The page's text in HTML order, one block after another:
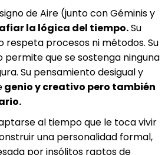
de Aire (junto con Géminis y
la lógica del tiempo.Su
respeta procesos ni métodos. Su
permite que se sostenga ninguna
Su pensamiento desigual y
genio y creativo pero también
al tiempo que le toca vivir
una personalidad formal,
por insólitos raptos de